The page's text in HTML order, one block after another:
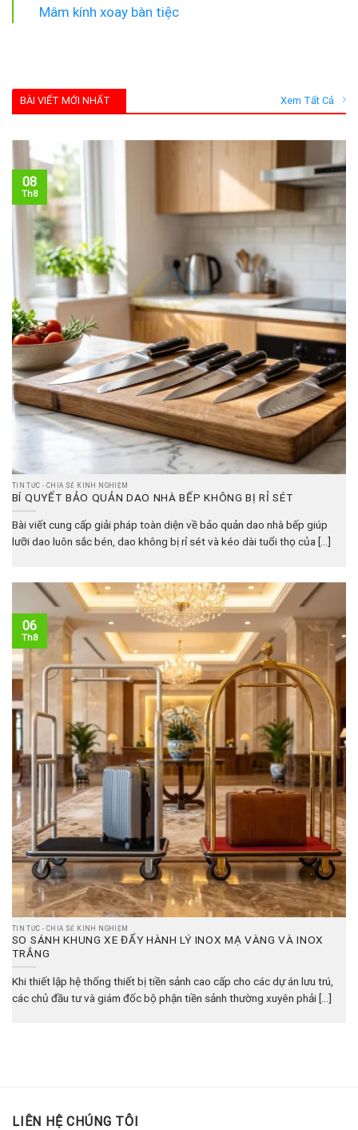
Mâm kính xoay bàn tiệc
BÀI VIẾT MỚI NHẤT Xem Tất Cả
TIN TỨC - CHIA SẺ KINH NGHIỆM
BÍ QUYẾT BẢO QUẢN DAO NHÀ BẾP KHÔNG BỊ RỈ SÉT
Bài viết cung cấp giải pháp toàn diện về bảo quản dao nhà bếp giúp
lưỡi dao luôn sắc bén, dao không bị rỉ sét và kéo dài tuổi thọ của [...]
08
Th8
TIN TỨC - CHIA SẺ KINH NGHIỆM
SO SÁNH KHUNG XE ĐẨY HÀNH LÝ INOX MẠ VÀNG VÀ INOX
TRẮNG
Khi thiết lập hệ thống thiết bị tiền sảnh cao cấp cho các dự án lưu trú,
các chủ đầu tư và giám đốc bộ phận tiền sảnh thường xuyên phải [...]
06
Th8
LIÊN HỆ CHÚNG TÔI